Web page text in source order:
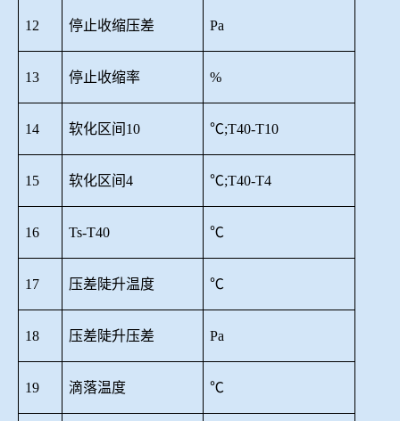
12 停止收缩压差 Pa
13 停止收缩率 %
14 软化区间 10 ℃;T40-T10
15 软化区间4 ℃;T40-T4
16 Ts-T40 ℃
17 压差陡升温度 ℃
18 压差陡升压差 Pa
19 滴落温度 ℃